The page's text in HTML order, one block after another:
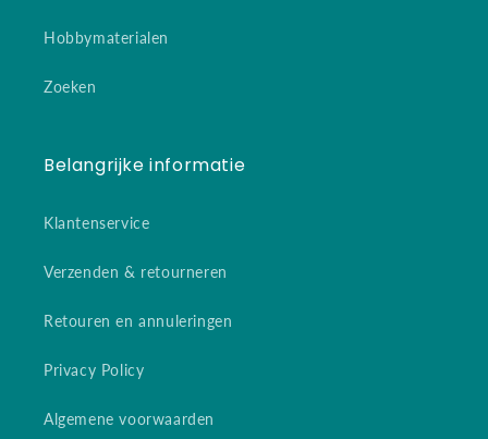
Hobbymaterialen
Zoeken
Belangrijke informatie
Klantenservice
Verzenden & retourneren
Retouren en annuleringen
Privacy Policy
Algemene voorwaarden